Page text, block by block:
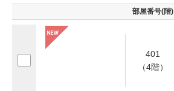
部屋番号(階)
401
（4階）